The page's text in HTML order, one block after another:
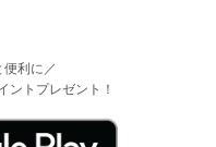
利に／
ントプレゼント！